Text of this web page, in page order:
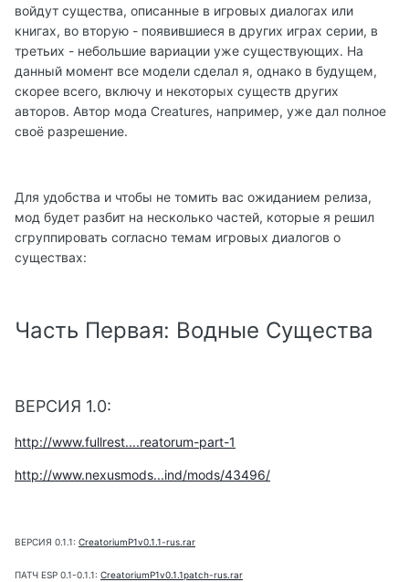
войдут существа, описанные в игровых диалогах или
книгах, во вторую - появившиеся в других играх серии, в
третьих - небольшие вариации уже существующих. На
данный момент все модели сделал я, однако в будущем,
скорее всего, включу и некоторых существ других
авторов. Автор мода Creatures, например, уже дал полное
своё разрешение.
Для удобства и чтобы не томить вас ожиданием релиза,
мод будет разбит на несколько частей, которые я решил
сгруппировать согласно темам игровых диалогов о
существах:
Часть Первая: Водные Существа
ВЕРСИЯ 1.0:
http://www.fullrest....reatorum-part-1
http://www.nexusmods...ind/mods/43496/
ВЕРСИЯ 0.1.1: CreatoriumP1v0.1.1-rus.rar
ПАТЧ ESP 0.1-0.1.1: CreatoriumP1v0.1.1patch-rus.rar